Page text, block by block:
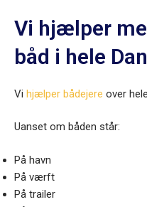
Vi hjælper
båd i hele
Vi hjælper bådejere over
Uanset om båden står:
På havn
På værft
På trailer